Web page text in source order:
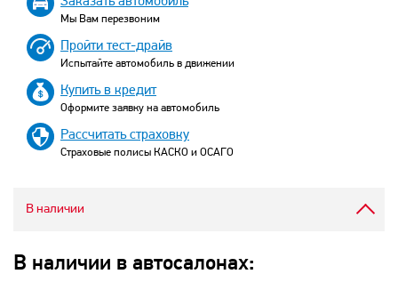
Мы Вам перезвоним
Пройти тест-драйв
Испытайте автомобиль в движении
Купить в кредит
Оформите заявку на автомобиль
Рассчитать страховку
Страховые полисы КАСКО и ОСАГО
В наличии
В наличии в автосалонах: